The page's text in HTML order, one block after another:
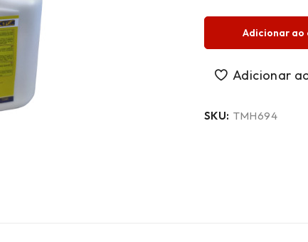
Adicionar ao
SKU: TMH694